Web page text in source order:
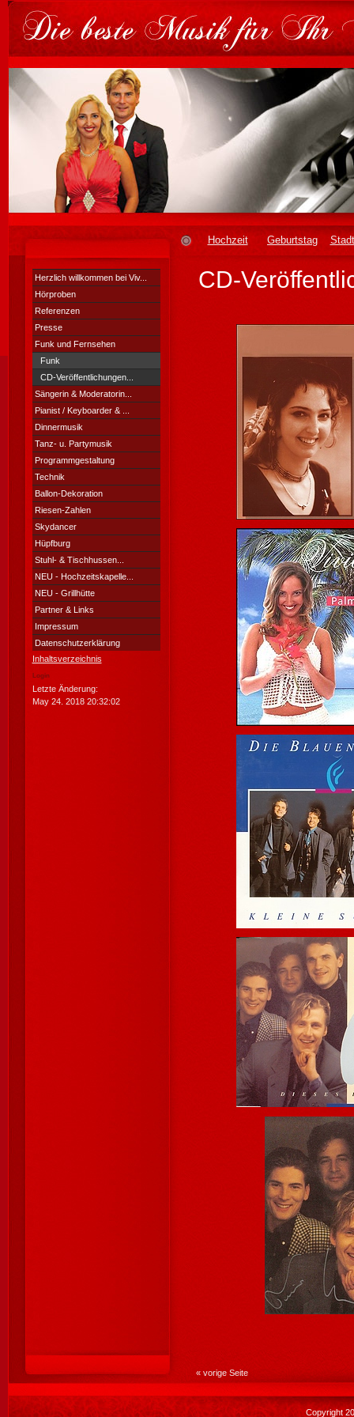
Hochzeit Geburtstag
Herzlich willkommen bei Viv...
Hörproben
Referenzen
Presse
Funk und Fernsehen
Funk
CD-Veröffentlichungen...
Sängerin & Moderatorin...
Pianist / Keyboarder & ...
Dinnermusik
Tanz- u. Partymusik
Programmgestaltung
Technik
Ballon-Dekoration
Riesen-Zahlen
Skydancer
Hüpfburg
Stuhl- & Tischhussen...
NEU - Hochzeitskapelle...
NEU - Grillhütte
Partner & Links
Impressum
Datenschutzerklärung
Inhaltsverzeichnis
Login
Letzte Änderung:
May 24. 2018 20:32:02
CD-
« vorige Seite
Copyright